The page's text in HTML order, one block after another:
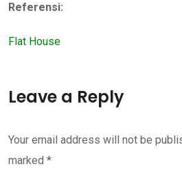
Referensi:
Flat House
Leave a Reply
Your email address will not be
marked *